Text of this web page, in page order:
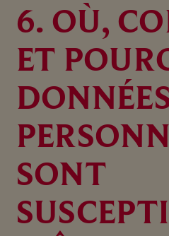
6. OÙ,
ET
SONT